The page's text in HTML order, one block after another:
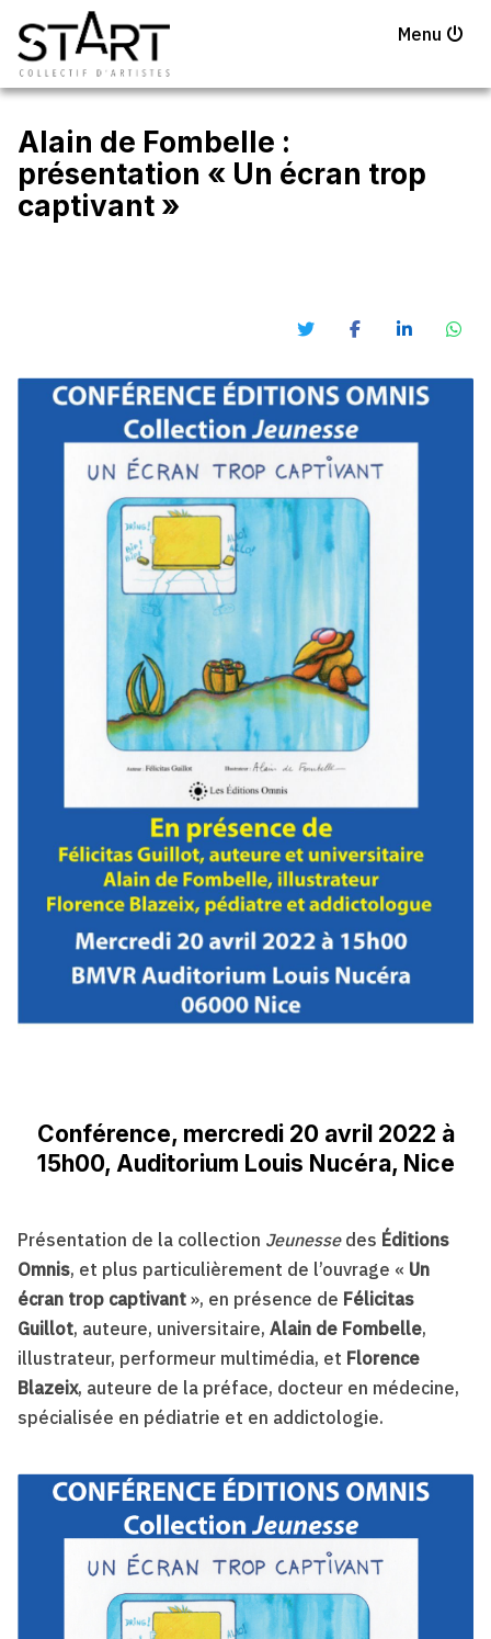
Menu
Alain de Fombelle :
présentation « Un écran trop
captivant »
Conférence, mercredi 20 avril 2022 à
15h00, Auditorium Louis Nucéra, Nice
Présentation de la collection Jeunessedes Éditions
Omnis, et plus particulièrement de l’ouvrage « Un
écran trop captivant », en présence de Félicitas
Guillot, auteure, universitaire,Alain de Fombelle,
illustrateur, performeur multimédia, et Florence
Blazeix, auteure de la préface, docteur en médecine,
spécialisée en pédiatrie et en addictologie.